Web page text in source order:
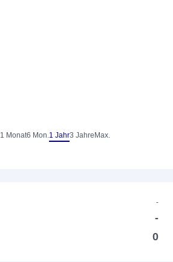
1 Monat6 Mon.1 Jahr3 Jahre Max.
-
-
0